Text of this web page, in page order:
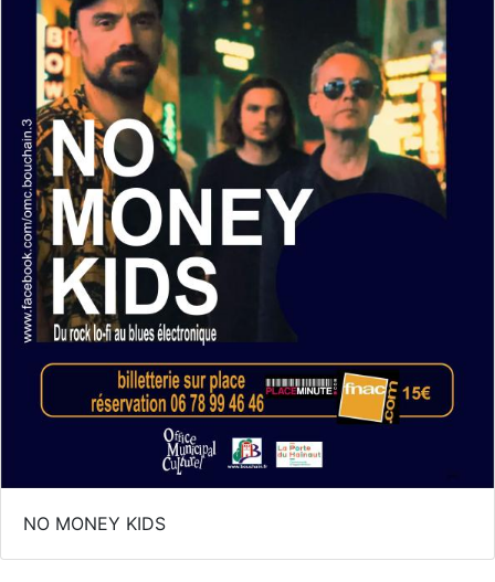
NO MONEY KIDS